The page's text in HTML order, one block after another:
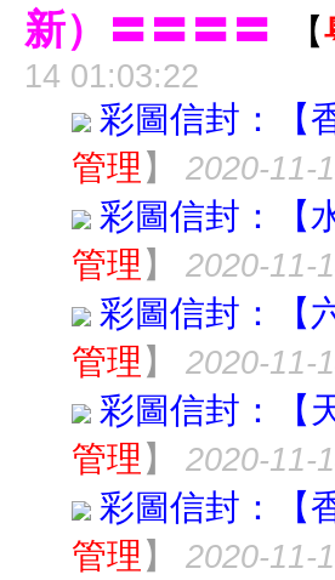
新）〓〓〓〓
【
14 01:03:22
彩圖信封：【
管理 】 2020-11-
彩圖信封：
管理 】 2020-11-
彩圖信封：【
管理 】 2020-11-
彩圖信封：【
管理 】 2020-11-
彩圖信封：【
管理 】 2020-11-